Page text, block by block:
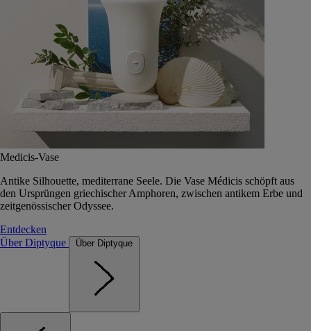
Medicis-Vase
Antike Silhouette, mediterrane Seele. Die Vase Médicis schöpft aus
den Ursprüngen griechischer Amphoren, zwischen antikem Erbe und
zeitgenössischer Odyssee.
Entdecken
Über Diptyque
Über Diptyque